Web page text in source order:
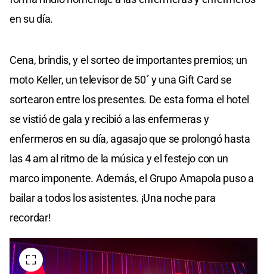
en su día.
Cena, brindis, y el sorteo de importantes premios; un
moto Keller, un televisor de 50´ y una Gift Card se
sortearon entre los presentes. De esta forma el hotel
se vistió de gala y recibió a las enfermeras y
enfermeros en su día, agasajo que se prolongó hasta
las 4 am al ritmo de la música y el festejo con un
marco imponente. Además, el Grupo Amapola puso a
bailar a todos los asistentes. ¡Una noche para
recordar!